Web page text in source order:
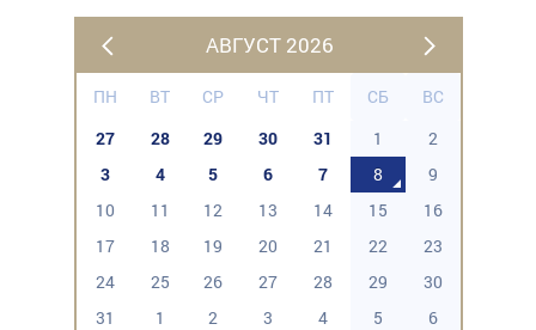
АВГУСТ 2026
ПН ВТ СР ЧТ ПТ СБ
ВС
27
28 29 30 31 1
2
3
4 5 6 7 8
9
10
11 12 13 14 15
16
17
18 19 20 21 22
23
24
25 26 27 28 29
30
31
1 2 3 4 5 6